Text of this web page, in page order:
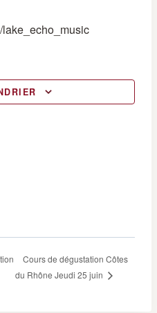
Cours de dégustation Côtes
du Rhône Jeudi 25 juin